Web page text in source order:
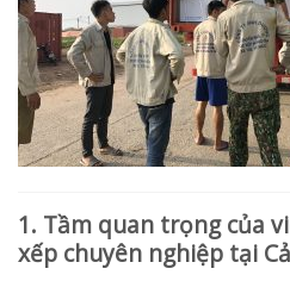
1. Tầm quan trọng của
xếp chuyên nghiệp tại